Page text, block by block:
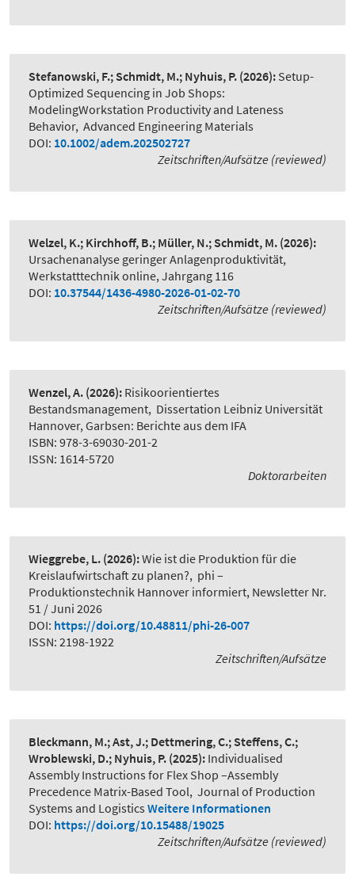
Stefanowski, F.; Schmidt, M.; Nyhuis, P. (2026): Setup-
Optimized Sequencing in Job Shops:
ModelingWorkstation Productivity and Lateness
Behavior, Advanced Engineering Materials
DOI: 10.1002/adem.202502727
Zeitschriften/Aufsätze (reviewed)
Welzel, K.; Kirchhoff, B.; Müller, N.; Schmidt, M. (2026):
Ursachenanalyse geringer Anlagenproduktivität,
Werkstatttechnik online, Jahrgang 116
DOI: 10.37544/1436-4980-2026-01-02-70
Zeitschriften/Aufsätze (reviewed)
Wenzel, A. (2026): Risikoorientiertes
Bestandsmanagement, Dissertation Leibniz Universität
Hannover, Garbsen: Berichte aus dem IFA
ISBN: 978-3-69030-201-2
ISSN: 1614-5720
Doktorarbeiten
Wieggrebe, L. (2026):Wie ist die Produktion für die
Kreislaufwirtschaft zu planen?, phi –
Produktionstechnik Hannover informiert, Newsletter Nr.
51 / Juni 2026
DOI: https://doi.org/10.48811/phi-26-007
ISSN: 2198-1922
Zeitschriften/Aufsätze
Bleckmann, M.; Ast, J.; Dettmering, C.; Steffens, C.;
Wroblewski, D.; Nyhuis, P. (2025): Individualised
Assembly Instructions for Flex Shop –Assembly
Precedence Matrix-Based Tool, Journal of Production
Systems and Logistics Weitere Informationen
DOI: https://doi.org/10.15488/19025
Zeitschriften/Aufsätze (reviewed)